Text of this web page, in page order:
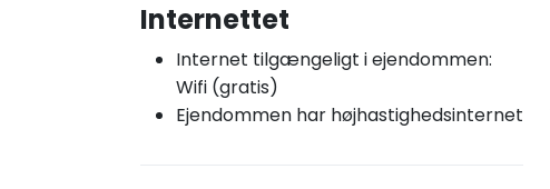
Internettet
Internet tilgængeligt i ejendommen:
Wifi (gratis)
Ejendommen har højhastighedsinternet